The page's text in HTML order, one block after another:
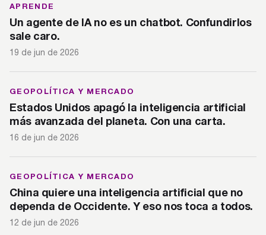
APRENDE
Un agente de IA no es un chatbot. Confundirlos
sale caro.
19 de jun de 2026
GEOPOLÍTICA Y MERCADO
Estados Unidos apagó la inteligencia artificial
más avanzada del planeta. Con una carta.
16 de jun de 2026
GEOPOLÍTICA Y MERCADO
China quiere una inteligencia artificial que no
dependa de Occidente. Y eso nos toca a todos.
12 de jun de 2026